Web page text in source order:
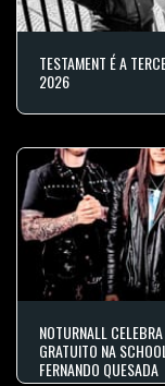
TESTAMENT É A
2026
NOTURNALL
GRATUITO NA
FERNANDO QUESADA